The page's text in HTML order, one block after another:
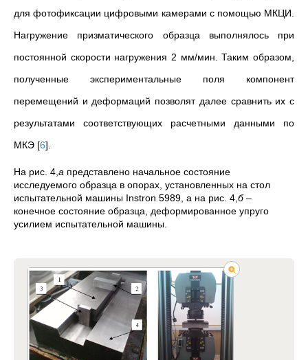
для фотофиксации цифровыми камерами с помощью МКЦИ.
Нагружение призматического образца выполнялось при
постоянной скорости нагружения 2 мм/мин. Таким образом,
полученные экспериментальные поля компонент
перемещений и деформаций позволят далее сравнить их с
результатами соответствующих расчетными данными по
МКЭ [6]
На рис. 4, а представлено начальное состояние
исследуемого образца в опорах, установленных на стол
испытательной машины Instron 5989, а на рис. 4, б–
конечное состояние образца, деформированное упруго
усилием испытательной машины.